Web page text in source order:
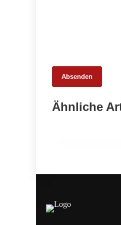
Absenden
Ähnliche
65 Millionen